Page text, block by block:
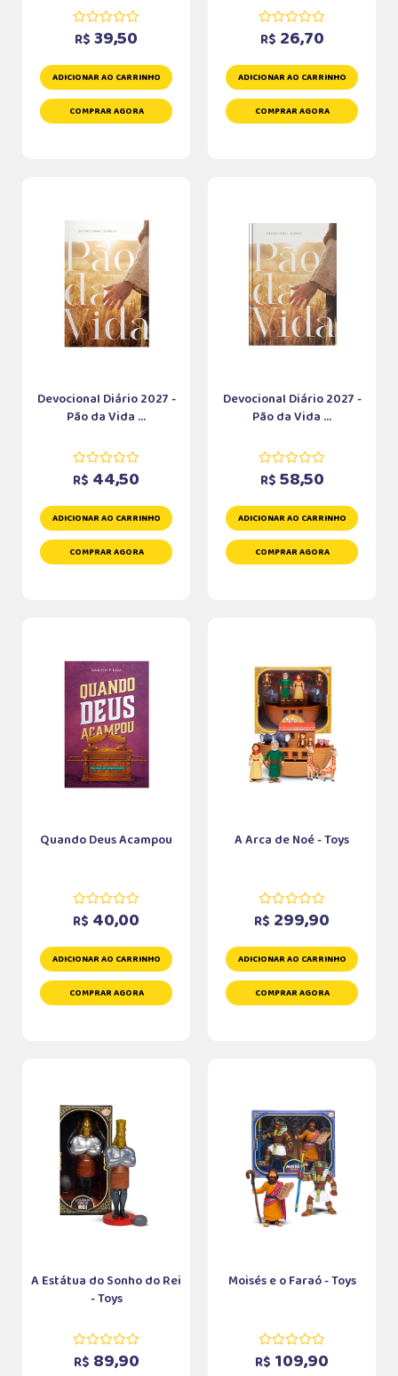
R$ 39,50
ADICIONAR AO CARRINHO
COMPRAR AGORA
R$ 26,70
ADICIONAR AO CARRINHO
COMPRAR AGORA
Devocional Diário 2027 -
Pão da Vida ...
R$ 44,50
ADICIONAR AO CARRINHO
COMPRAR AGORA
Devocional Diário 2027 -
Pão da Vida ...
R$ 58,50
ADICIONAR AO CARRINHO
COMPRAR AGORA
Quando Deus Acampou
R$ 40,00
ADICIONAR AO CARRINHO
COMPRAR AGORA
A Arca de Noé - Toys
R$ 299,90
ADICIONAR AO CARRINHO
COMPRAR AGORA
A Estátua do Sonho do Rei
- Toys
R$ 89,90
Moisés e o Faraó - Toys
R$ 109,90